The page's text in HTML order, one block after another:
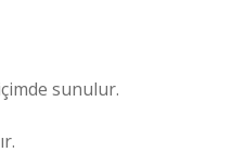
sunulur.